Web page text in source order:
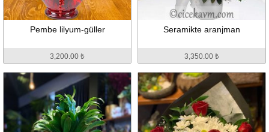
Pembe lilyum-güller
3,200.00 ₺
Seramikte aranjman
3,350.00 ₺